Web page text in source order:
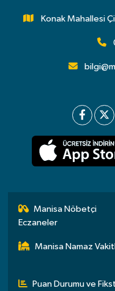
Konak Mahallesi
Manisa Nöbetçi
Eczaneler
Manisa Namaz
Puan Durumu ve